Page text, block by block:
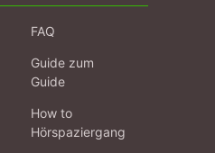
FAQ
Guide zum
Guide
How to
Hörspaziergang